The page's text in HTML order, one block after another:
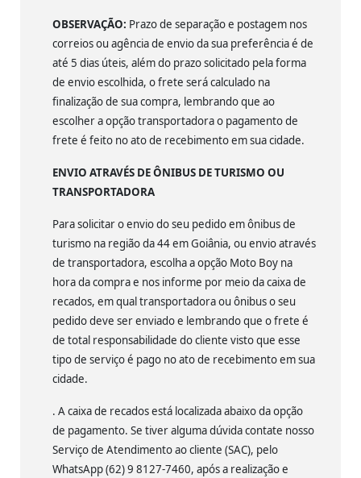
OBSERVAÇÃO: Prazo de separação e postagem nos
correios ou agência de envio da sua preferência é de
até 5 dias úteis, além do prazo solicitado pela forma
de envio escolhida, o frete será calculado na
finalização de sua compra, lembrando que ao
escolher a opção transportadora o pagamento de
frete é feito no ato de recebimento em sua cidade.
ENVIO ATRAVÉS DE ÔNIBUS DE TURISMO OU
TRANSPORTADORA
Para solicitar o envio do seu pedido em ônibus de
turismo na região da 44 em Goiânia, ou envio através
de transportadora, escolha a opção Moto Boy na
hora da compra e nos informe por meio da caixa de
recados, em qual transportadora ou ônibus o seu
pedido deve ser enviado e lembrando que o frete é
de total responsabilidade do cliente visto que esse
tipo de serviço é pago no ato de recebimento em sua
cidade.
. A caixa de recados está localizada abaixo da opção
de pagamento. Se tiver alguma dúvida contate nosso
Serviço de Atendimento ao cliente (SAC), pelo
WhatsApp (62) 9 8127-7460, após a realização e